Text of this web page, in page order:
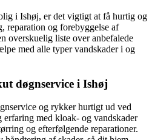
i Ishøj, er det vigtigt at få hurtig og
reparation og forebyggelse af
overskuelig liste over anbefalede
med alle typer vandskader i og
døgnservice i Ishøj
og rykker hurtigt ud ved
med kloak- og vandskader
og efterfølgende reparationer.